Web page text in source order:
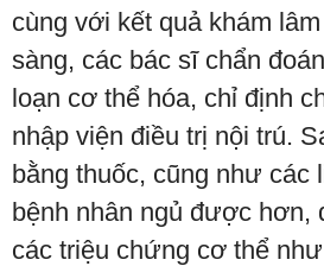
cùng với kết quả khám
sàng, các bác sĩ chẩn
loạn cơ thể hóa, chỉ định
nhập viện điều trị nội trú.
bằng thuốc, cũng như các
bệnh nhân ngủ được hơn,
các triệu chứng cơ thể